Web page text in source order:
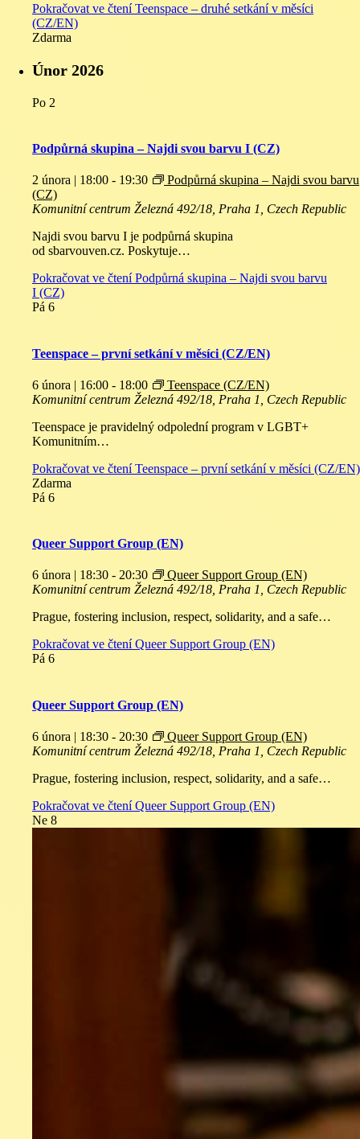
Pokračovat ve čteníTeenspace – druhé setkání v měsíci
(CZ/EN)
Zdarma
Únor 2026
Po 2
Podpůrná skupina – Najdi svou barvu I (CZ)
2 února | 18:00 - 19:30
Podpůrná skupina – Najdi svou barvu
(CZ)
Komunitní centrum Železná 492/18, Praha 1, Czech Republic
Najdi svou barvu I je podpůrná skupina
od sbarvouven.cz. Poskytuje…
Pokračovat ve čteníPodpůrná skupina – Najdi svou barvu
I (CZ)
Pá 6
Teenspace – první setkání v měsíci (CZ/EN)
6 února | 16:00 - 18:00
Teenspace (CZ/EN)
Komunitní centrum Železná 492/18, Praha 1, Czech Republic
Teenspace je pravidelný odpolední program v LGBT+
Komunitním…
Pokračovat ve čteníTeenspace – první setkání v měsíci (CZ/EN)
Zdarma
Pá 6
Queer Support Group (EN)
6 února | 18:30 - 20:30
Queer Support Group (EN)
Komunitní centrum Železná 492/18, Praha 1, Czech Republic
Prague, fostering inclusion, respect, solidarity, and a safe…
Pokračovat ve čteníQueer Support Group (EN)
Pá 6
Queer Support Group (EN)
6 února | 18:30 - 20:30
Queer Support Group (EN)
Komunitní centrum Železná 492/18, Praha 1, Czech Republic
Prague, fostering inclusion, respect, solidarity, and a safe…
Pokračovat ve čteníQueer Support Group (EN)
Ne 8